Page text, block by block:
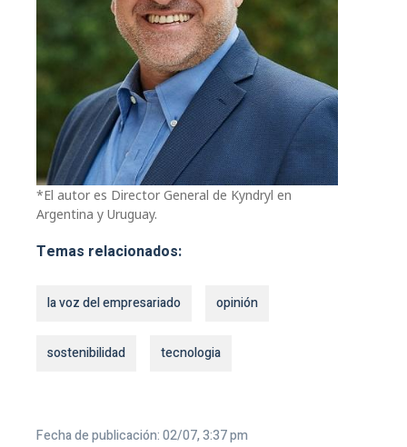
*El autor es Director General de Kyndryl en
Argentina y Uruguay.
Temas relacionados:
la voz del empresariado opinión
sostenibilidad tecnologia
Fecha de publicación: 02/07, 3:37 pm